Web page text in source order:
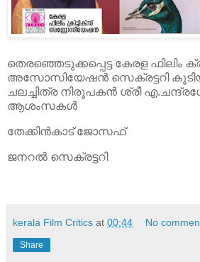
തെരഞ്ഞെടുക്കപ്പെട്ട കേരള ഫിലിം
അസോസിയേഷന്‍ സെക്രട്ടറി
ചലച്ചിത്ര നിരൂപകന്‍ ശ്രീ
ആശംസകള്‍
തേക്കിന്‍കാട് ജോസഫ്
ജനറല്‍ സെക്രട്ടറി
kerala Film Critics at 00:44 No
Share